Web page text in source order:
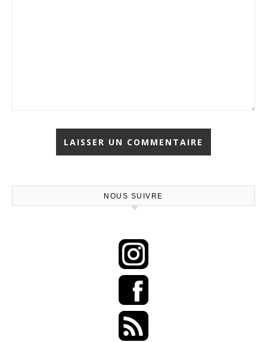
NOUS SUIVRE